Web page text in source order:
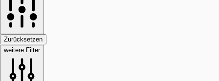
Zurücksetzen
weitere Filter